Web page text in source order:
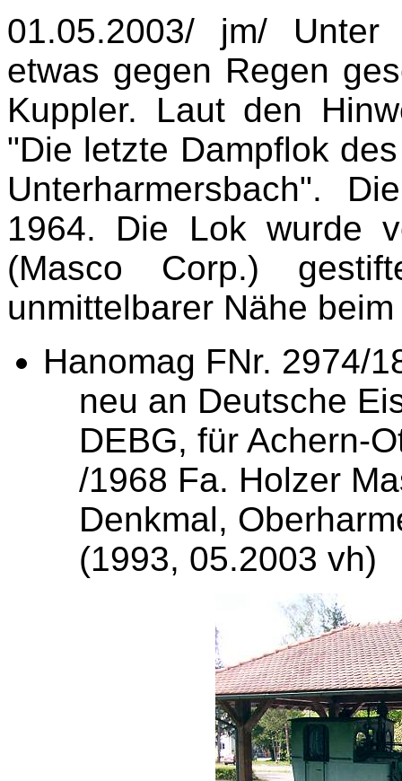
01.05.2003/ jm/
etwas gegen Regen
Kuppler. Laut den
"Die letzte Dampflok
Unterharmersbach".
1964. Die Lok wurde
(Masco Corp.)
unmittelbarer Nähe
Hanomag FNr. 2974/
neu an Deutsche
DEBG, für Achern-
/1968 Fa. Holzer
Denkmal,
(1993, 05.2003 vh)